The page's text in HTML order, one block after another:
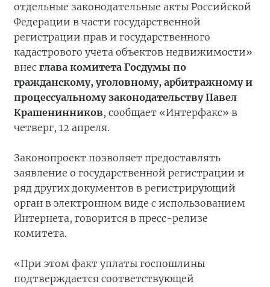
отдельные законодательные акты Российской
Федерации в части государственной
регистрации прав и государственного
кадастрового учета объектов недвижимости»
внес глава комитета Госдумы по
гражданскому, уголовному, арбитражному и
процессуальному законодательству Павел
Крашенинников, сообщает «Интерфакс» в
четверг, 12 апреля.
Законопроект позволяет предоставлять
заявление о государственной регистрации и
ряд других документов в регистрирующий
орган в электронном виде с использованием
Интернета, говорится в пресс-релизе
комитета.
«При этом факт уплаты госпошлины
подтверждается соответствующей